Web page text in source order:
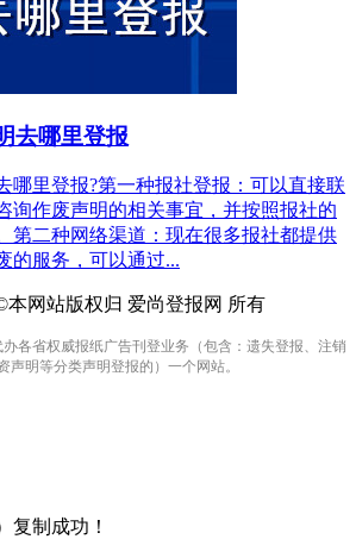
去哪里登报
哪里登报?第一种报社登报：可以直接联
询作废声明的相关事宜，并按照报社的
第二种网络渠道：现在很多报社都提供
的服务，可以通过...
本网站版权归 爱尚登报网 所有
各省权威报纸广告刊登业务（包含：遗失登报、注销
声明等分类声明登报的）一个网站。
复制成功！